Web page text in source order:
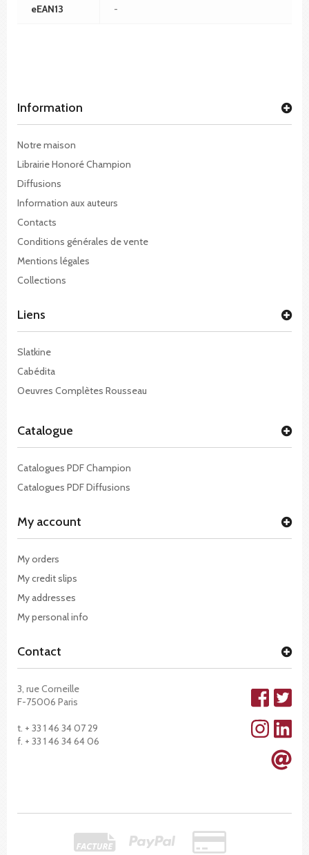
eEAN13 -
Information
Notre maison
Librairie Honoré Champion
Diffusions
Information aux auteurs
Contacts
Conditions générales de vente
Mentions légales
Collections
Liens
Slatkine
Cabédita
Oeuvres Complètes Rousseau
Catalogue
Catalogues PDF Champion
Catalogues PDF Diffusions
My account
My orders
My credit slips
My addresses
My personal info
Contact
3, rue Corneille
F-75006 Paris
t. + 33 1 46 34 07 29
f. + 33 1 46 34 64 06